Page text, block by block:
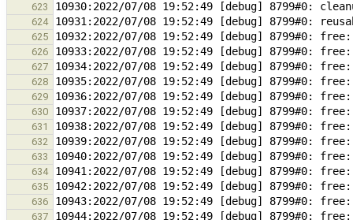
623
624
625
626
627
628
629
630
631
632
633
634
635
636
637